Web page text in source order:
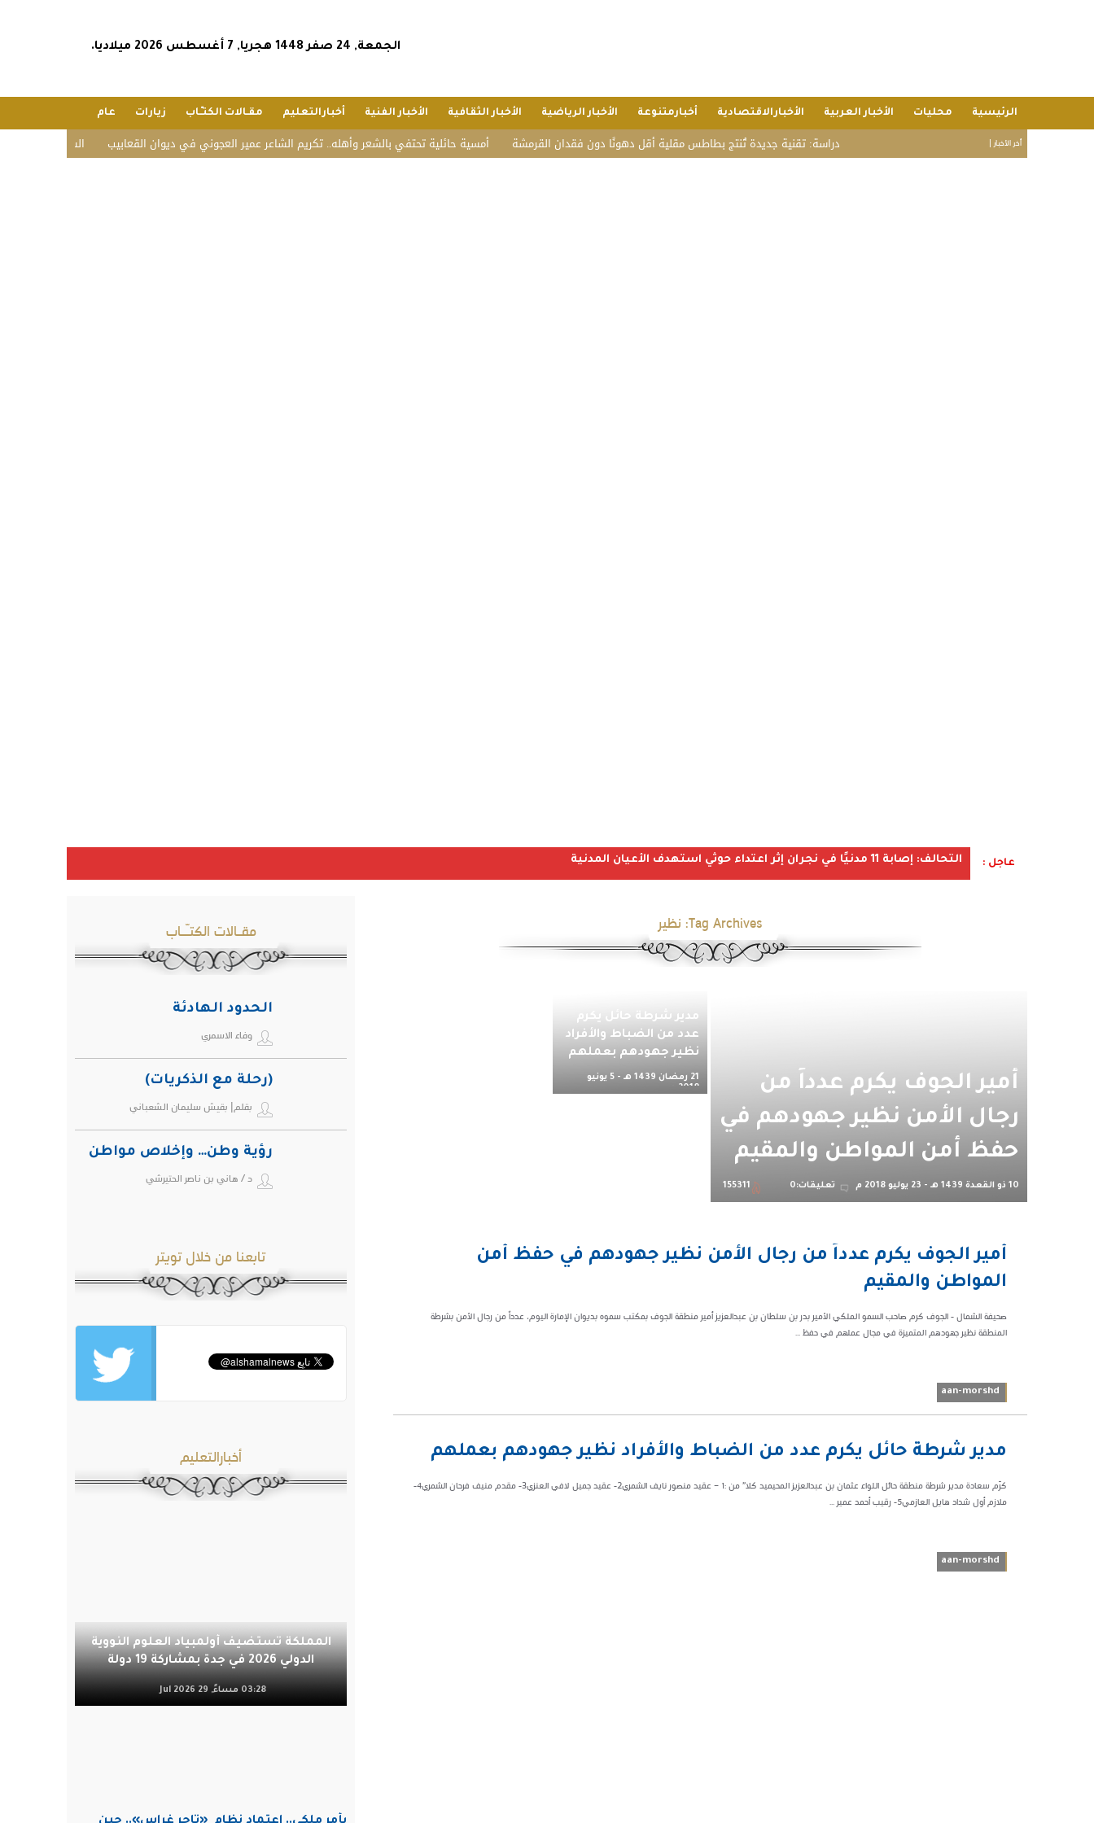
الجمعة, 24 صفر 1448 هجريا, 7 أغسطس 2026 ميلاديا.
الرئيسية محليات الأخبار العربية الأخبارالاقتصادية أخبارمتنوعة الأخبار الرياضية الأخبار الثقافية الأخبار الفنية أخبارالتعليم مقـالات الكتـّـاب زيارات عام
أخر الأخبار | الشؤون الإسلامية أمسية حائلية تحتفي بالشعر وأهله.. تكريم الشاعر عمير العجوني في ديوان القعابيب دراسة: تقنية جديدة تُنتج بطاطس مقلية أقل دهونًا دون فقدان القرمشة
عاجل : التحالف: إصابة 11 مدنيًا في نجران إثر اعتداء حوثي استهدف الأعيان المدنية
Tag Archives: نظير
أمير الجوف يكرم عدداً من
رجال الأمن نظير جهودهم في
حفظ أمن المواطن والمقيم
10 ذو القعدة 1439 هـ - 23 يوليو 2018 م تعليقات:0 155311
مدير شرطة حائل يكرم
عدد من الضباط والأفراد
نظير جهودهم بعملهم
21 رمضان 1439 هـ - 5 يونيو
2018 م
أمير الجوف يكرم عدداً من رجال الأمن نظير جهودهم في حفظ أمن
المواطن والمقيم
صحيفة الشمال - الجوف كرم صاحب السمو الملكي الأمير بدر بن سلطان بن عبدالعزيز أمير منطقة الجوف بمكتب سموه بديوان الإمارة اليوم، عدداً من رجال الأمن بشرطة
المنطقة نظير جهودهم المتميزة في مجال عملهم في حفظ ...
aan-morshd
مدير شرطة حائل يكرم عدد من الضباط والأفراد نظير جهودهم بعملهم
كرّم سعادة مدير شرطة منطقة حائل اللواء عثمان بن عبدالعزيز المحيميد كلا” من :١ – عقيد منصور نايف الشمري٢- عقيد جميل لافي العنزي٣- مقدم منيف فرحان الشمري٤-
ملازم أول شداد هايل العازمي٥- رقيب أحمد عمير ...
aan-morshd
مقـالات الكتـّـاب
الحدود الهادئة
وفاء الاسمري
(رحلة مع الذكريات)
بقلم| بقيش سليمان الشعباني
رؤية وطن… وإخلاص مواطن
د / هاني بن ناصر الحتيرشي
تابعنا من خلال تويتر
أخبارالتعليم
المملكة تستضيف أولمبياد العلوم النووية
الدولي 2026 في جدة بمشاركة 19 دولة
03:28 مساءً, 29 Jul 2026